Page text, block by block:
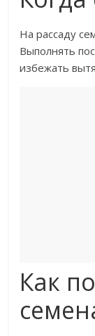
На рассаду
Выполнять
избежать
Как